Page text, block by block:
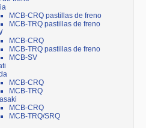
MCB-CRQ pastillas de freno
MCB-TRQ pastillas de freno
MCB-CRQ
MCB-TRQ pastillas de freno
MCB-SV
MCB-CRQ
MCB-TRQ
MCB-CRQ
MCB-TRQ/SRQ